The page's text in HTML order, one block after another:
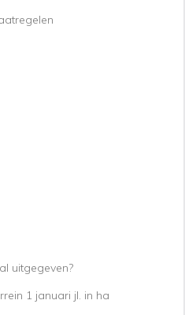
uitgegeven?
1 januari jl. in ha